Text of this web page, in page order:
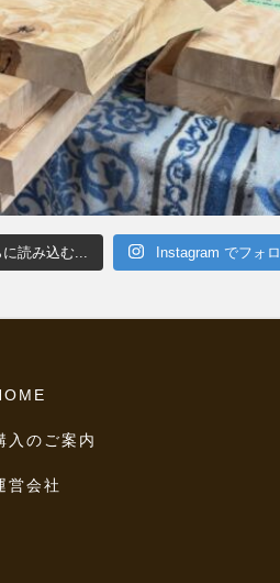
読み込む... Instagram でフォ
入のご案内
営会社